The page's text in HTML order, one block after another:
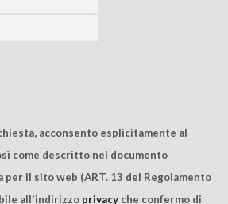
acconsento esplicitamente al
come descritto nel documento
il sito web (ART. 13 del Regolamento
all'indirizzo privacy che confermo di